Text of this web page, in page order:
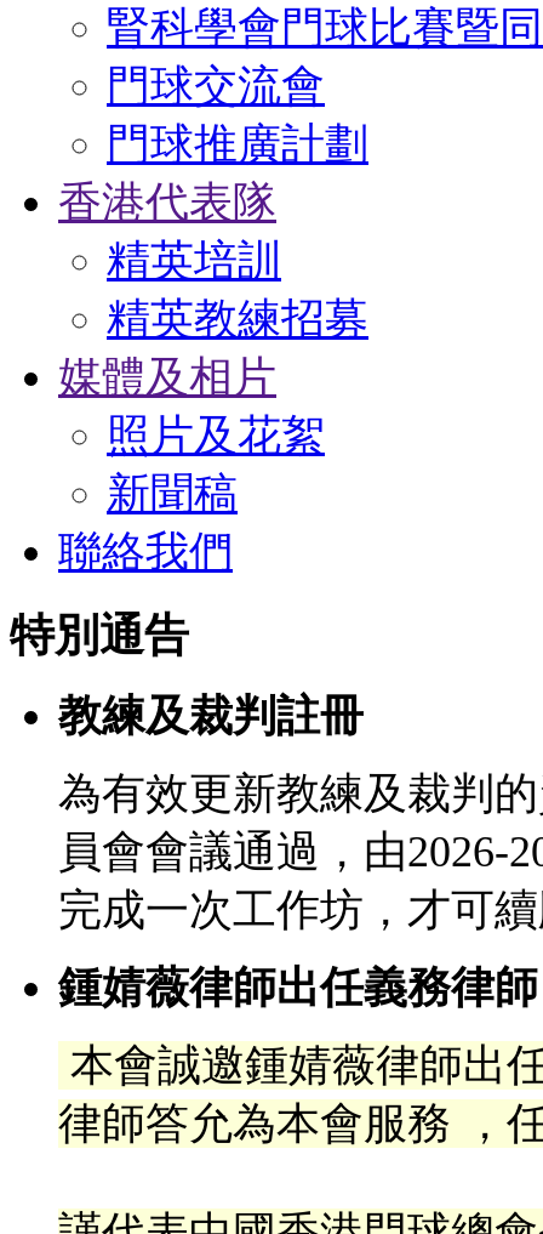
腎科學會門球比賽暨
門球交流會
門球推廣計劃
香港代表隊
精英培訓
精英教練招募
媒體及相片
照片及花絮
新聞稿
聯絡我們
特別通告
教練及裁判註冊
為有效更新教練及裁判
員會會議通過，由2026-
完成一次工作坊，才可
鍾婧薇律師出任義務律師
本會誠邀鍾婧薇律師出
律師答允為本會服務 ，